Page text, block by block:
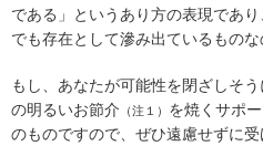
である」というあり方の表現であ
でも存在として滲み出ているものな
もし、あなたが可能性を閉ざしそ
の明るいお節介 （注１） を焼くサポ
のものですので、ぜひ遠慮せずに受